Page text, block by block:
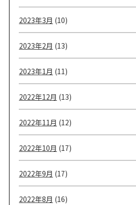
2023年3月 (10)
2023年2月 (13)
2023年1月 (11)
2022年12月 (13)
2022年11月 (12)
2022年10月 (17)
2022年9月 (17)
2022年8月 (16)